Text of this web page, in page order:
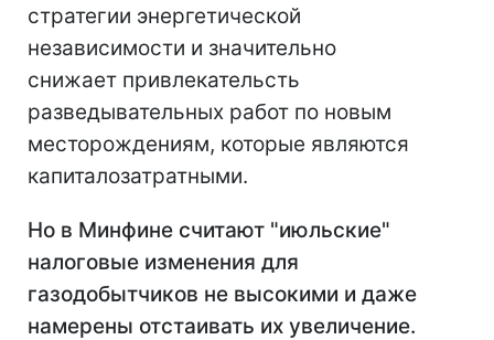
стратегии энергетической
независимости и значительно
снижает привлекательсть
разведывательных работ по новым
месторождениям, которые являются
капиталозатратными.
Но в Минфине считают "июльские"
налоговые изменения для
газодобытчиков не высокими и даже
намерены отстаивать их увеличение.